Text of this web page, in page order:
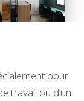
pour
travail ou d’un